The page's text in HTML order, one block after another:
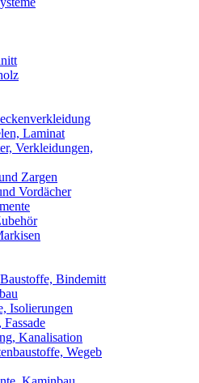
Laminat
Verkleidungen,
Zargen
Vordächer
Bindemitt
Isolierungen
Kanalisation
Wegeb